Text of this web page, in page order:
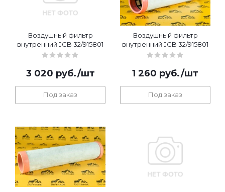
Воздушный фильтр
внутренний JCB 32/915801
3 020 руб./шт
Под заказ
Воздушный фильтр
внутренний JCB 32/915801
1 260 руб./шт
Под заказ